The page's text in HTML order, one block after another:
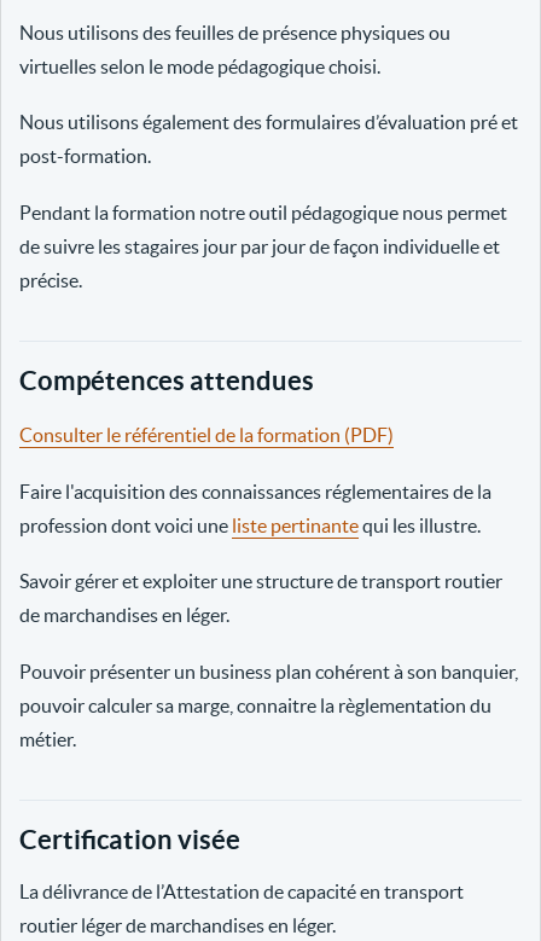
Nous utilisons des feuilles de présence physiques ou
virtuelles selon le mode pédagogique choisi.
Nous utilisons également des formulaires d’évaluation pré et
post-formation.
Pendant la formation notre outil pédagogique nous permet
de suivre les stagaires jour par jour de façon individuelle et
précise.
Compétences attendues
Consulter le référentiel de la formation (PDF)
Faire l'acquisition des connaissances réglementaires de la
profession dont voici une liste pertinantequi les illustre.
Savoir gérer et exploiter une structure de transport routier
de marchandises en léger.
Pouvoir présenter un business plan cohérent à son banquier,
pouvoir calculer sa marge, connaitre la règlementation du
métier.
Certification visée
La délivrance de l’Attestation de capacité en transport
routier léger de marchandises en léger.